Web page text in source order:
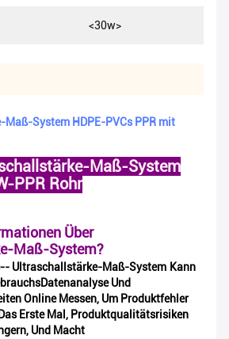
<30w>
System HDPE-PVCs PPR mit
Maß-System
PPR Rohr
Über
Maß-System?
Ultraschallstärke-Maß-System Kann
Und
Online Messen, Um Produktfehler
Erste Mal, Produktqualitätsrisiken
Und Macht